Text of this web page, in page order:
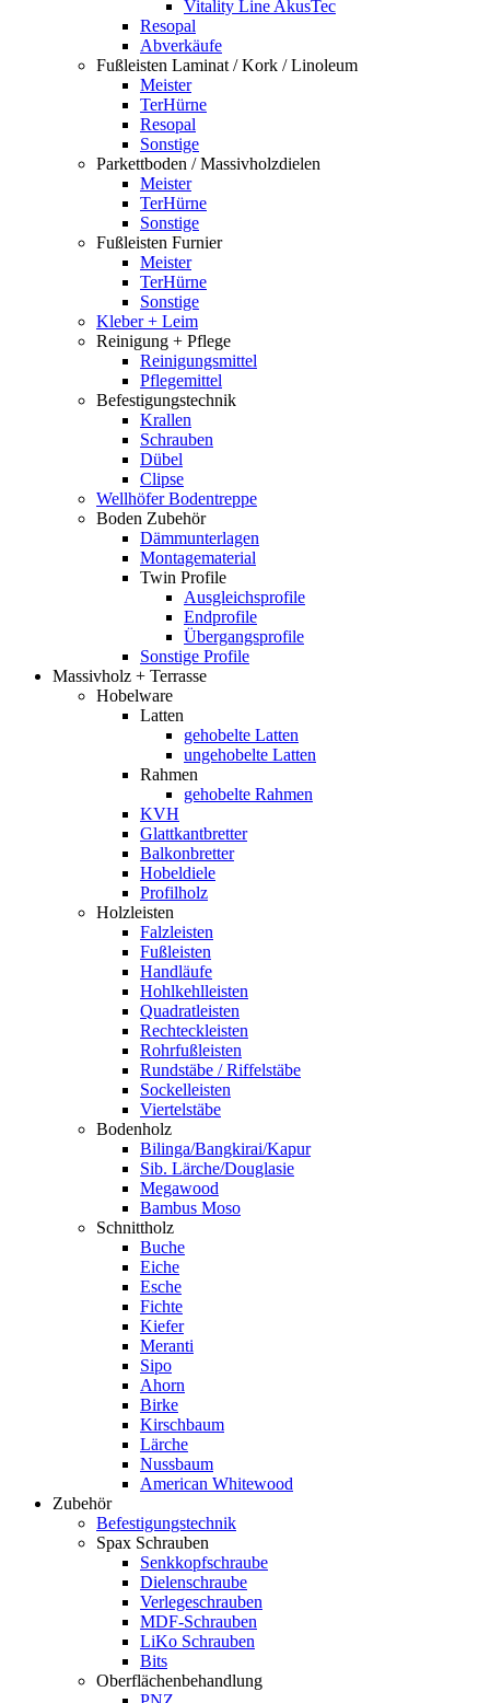
Vitality Line AkusTec
Resopal
Abverkäufe
Fußleisten Laminat / Kork / Linoleum
Meister
TerHürne
Resopal
Sonstige
Parkettboden / Massivholzdielen
Meister
TerHürne
Sonstige
Fußleisten Furnier
Meister
TerHürne
Sonstige
Kleber + Leim
Reinigung + Pflege
Reinigungsmittel
Pflegemittel
Befestigungstechnik
Krallen
Schrauben
Dübel
Clipse
Wellhöfer Bodentreppe
Boden Zubehör
Dämmunterlagen
Montagematerial
Twin Profile
Ausgleichsprofile
Endprofile
Übergangsprofile
Sonstige Profile
Massivholz + Terrasse
Hobelware
Latten
gehobelte Latten
ungehobelte Latten
Rahmen
gehobelte Rahmen
KVH
Glattkantbretter
Balkonbretter
Hobeldiele
Profilholz
Holzleisten
Falzleisten
Fußleisten
Handläufe
Hohlkehlleisten
Quadratleisten
Rechteckleisten
Rohrfußleisten
Rundstäbe / Riffelstäbe
Sockelleisten
Viertelstäbe
Bodenholz
Bilinga/Bangkirai/Kapur
Sib. Lärche/Douglasie
Megawood
Bambus Moso
Schnittholz
Buche
Eiche
Esche
Fichte
Kiefer
Meranti
Sipo
Ahorn
Birke
Kirschbaum
Lärche
Nussbaum
American Whitewood
Zubehör
Befestigungstechnik
Spax Schrauben
Senkkopfschraube
Dielenschraube
Verlegeschrauben
MDF-Schrauben
LiKo Schrauben
Bits
Oberflächenbehandlung